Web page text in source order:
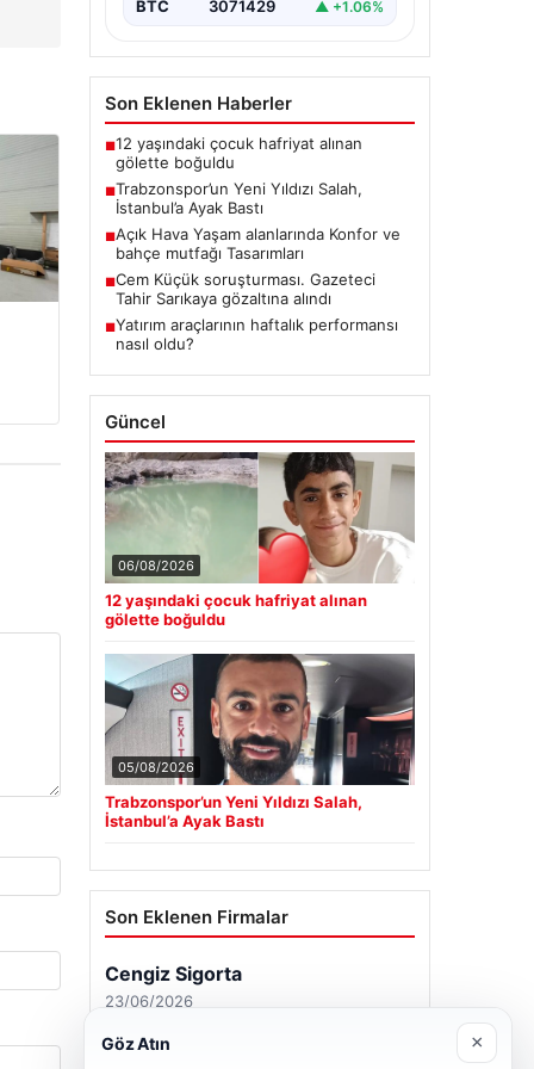
BTC 3071429 ▲ +1.06%
Son Eklenen Haberler
■12 yaşındaki çocuk hafriyat alınan
gölette boğuldu
■Trabzonspor’un Yeni Yıldızı Salah,
İstanbul’a Ayak Bastı
■Açık Hava Yaşam alanlarında Konfor ve
bahçe mutfağı Tasarımları
■Cem Küçük soruşturması. Gazeteci
Tahir Sarıkaya gözaltına alındı
■Yatırım araçlarının haftalık performansı
nasıl oldu?
Güncel
06/08/2026
12 yaşındaki çocuk hafriyat alınan
gölette boğuldu
05/08/2026
Trabzonspor’un Yeni Yıldızı Salah,
İstanbul’a Ayak Bastı
Son Eklenen Firmalar
Cengiz Sigorta
23/06/2026
Göz Atın ×